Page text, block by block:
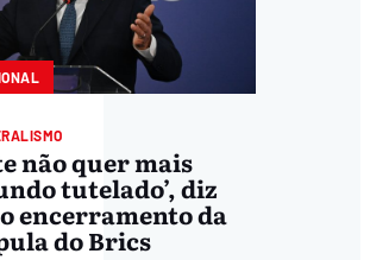
não quer mais
tutelado’, diz
encerramento da
do Brics